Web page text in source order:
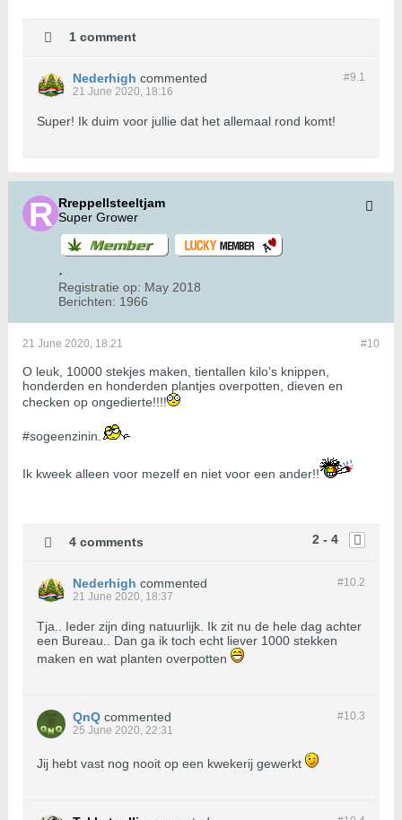
1 comment
#9.1
Nederhigh commented
21 June 2020, 18:16
Super! Ik duim voor jullie dat het allemaal rond komt!
Rreppellsteeltjam
Super Grower
Registratie op: May 2018
Berichten: 1966
#10
21 June 2020, 18:21
O leuk, 10000 stekjes maken, tientallen kilo's knippen,
honderden en honderden plantjes overpotten, dieven en
checken op ongedierte!!!!
#sogeenzinin.
Ik kweek alleen voor mezelf en niet voor een ander!!
2 - 4
4 comments
#10.2
Nederhigh commented
21 June 2020, 18:37
Tja.. Ieder zijn ding natuurlijk. Ik zit nu de hele dag achter
een Bureau.. Dan ga ik toch echt liever 1000 stekken
maken en wat planten overpotten
#10.3
QnQ commented
25 June 2020, 22:31
Jij hebt vast nog nooit op een kwekerij gewerkt